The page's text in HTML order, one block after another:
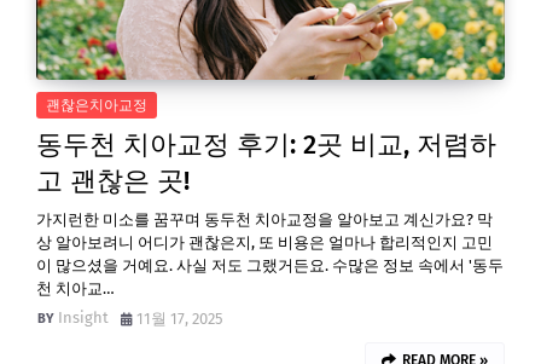
괜찮은치아교정
동두천 치아교정 후기: 2곳 비교, 저렴하
고 괜찮은 곳!
가지런한 미소를 꿈꾸며 동두천 치아교정을 알아보고 계신가요? 막
상 알아보려니 어디가 괜찮은지, 또 비용은 얼마나 합리적인지 고민
이 많으셨을 거예요. 사실 저도 그랬거든요. 수많은 정보 속에서 '동두
천 치아교…
Insight
11월 17, 2025
READ MORE »